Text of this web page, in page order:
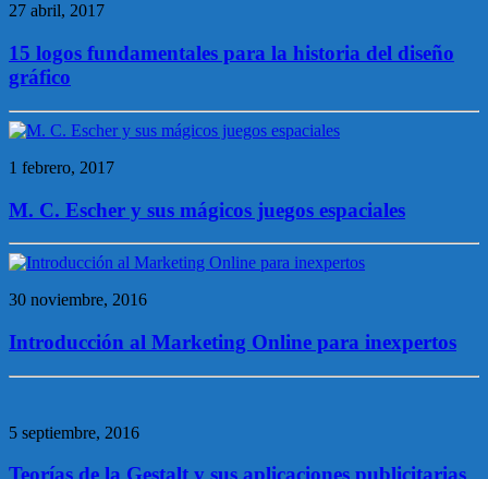
27 abril, 2017
15 logos fundamentales para la historia del diseño
gráfico
1 febrero, 2017
M. C. Escher y sus mágicos juegos espaciales
30 noviembre, 2016
Introducción al Marketing Online para inexpertos
5 septiembre, 2016